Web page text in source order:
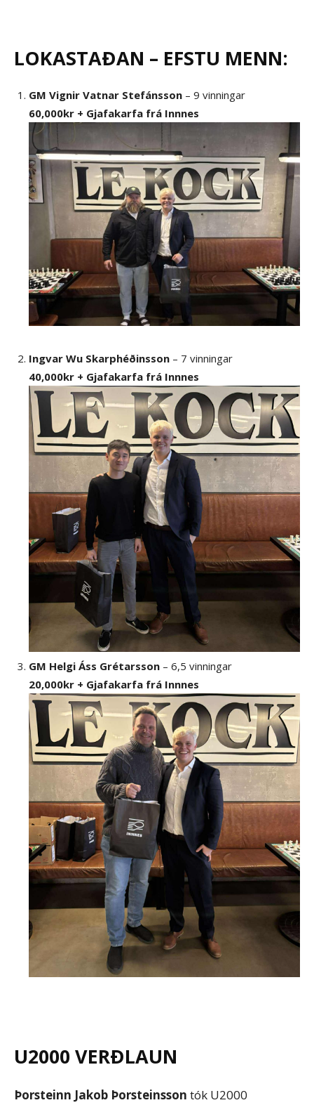
LOKASTAÐAN – EFSTU MENN:
GM Vignir Vatnar Stefánsson – 9 vinningar
60,000kr + Gjafakarfa frá Innnes
Ingvar Wu Skarphéðinsson – 7 vinningar
40,000kr + Gjafakarfa frá Innnes
GM Helgi Áss Grétarsson – 6,5 vinningar
20,000kr + Gjafakarfa frá Innnes
U2000 VERÐLAUN
Þorsteinn Jakob Þorsteinsson tók U2000